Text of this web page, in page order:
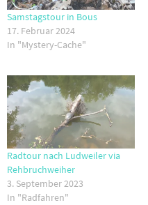
Samstagstour in Bous
17. Februar 2024
In "Mystery-Cache"
Radtour nach Ludweiler via
Rehbruchweiher
3. September 2023
In "Radfahren"